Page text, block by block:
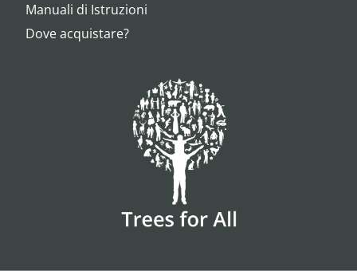
Manuali di Istruzioni
Dove acquistare?